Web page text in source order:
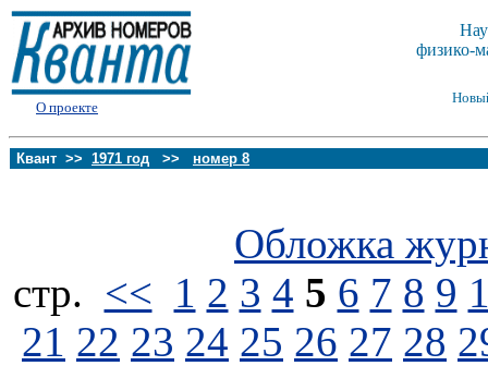
О проекте
физико-
Квант >> 1971 год >> номер 8
Обложка
стp. << 1 2 3 4 5 6 7 8 9
21 22 23 24 25 26 27 28